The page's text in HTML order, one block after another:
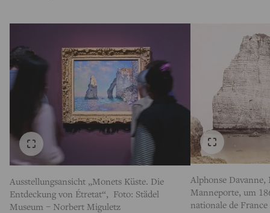
Ausstellungsansicht „Monets Küste. Die
Entdeckung von Étretat“, Foto: Städel
Museum – Norbert Miguletz
Alphonse
Manneporte, um
nationale de France